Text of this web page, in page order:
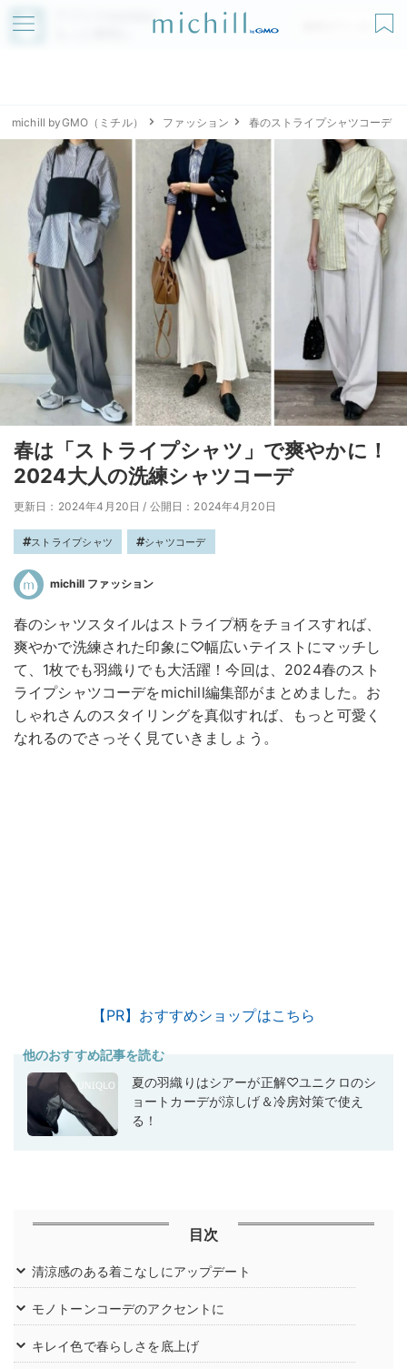
アプリでmichillが
無料ダウンロード
michill byGMO（ミチル） ファッション 春のストライプシャツコーデ
春は「ストライプシャツ」で爽やかに！
2024大人の洗練シャツコーデ
更新日：2024年4月20日 / 公開日：2024年4月20日
ストライプシャツ シャツコーデ
michill ファッション
春のシャツスタイルはストライプ柄をチョイスすれば、
爽やかで洗練された印象に♡幅広いテイストにマッチし
て、1枚でも羽織りでも大活躍！今回は、2024春のスト
ライプシャツコーデをmichill編集部がまとめました。お
しゃれさんのスタイリングを真似すれば、もっと可愛く
なれるのでさっそく見ていきましょう。
【PR】おすすめショップはこちら
他のおすすめ記事を読む
夏の羽織りはシアーが正解♡ユニクロのシ
ョートカーデが涼しげ＆冷房対策で使え
る！
目次
清涼感のある着こなしにアップデート
モノトーンコーデのアクセントに
キレイ色で春らしさを底上げ